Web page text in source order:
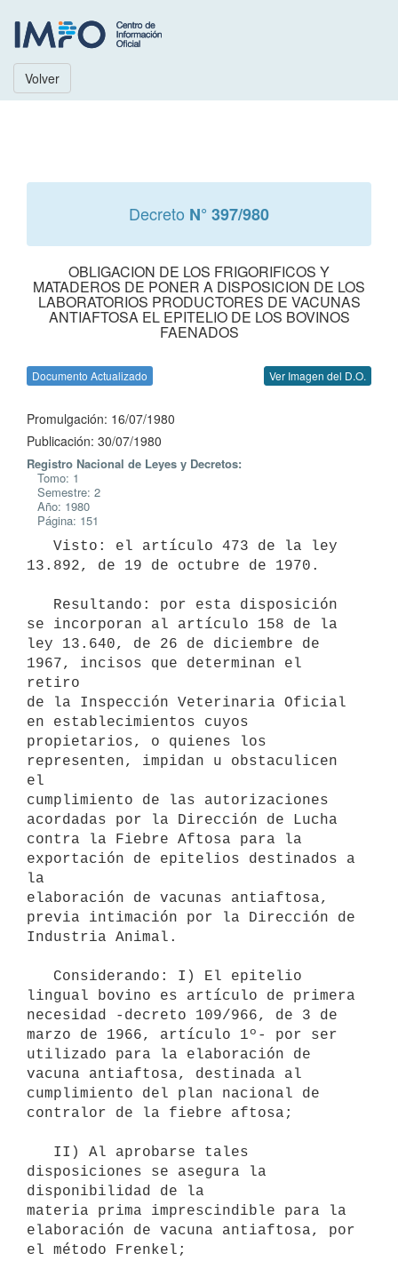
Volver
Decreto N° 397/980
OBLIGACION DE LOS FRIGORIFICOS Y
MATADEROS DE PONER A DISPOSICION DE LOS
LABORATORIOS PRODUCTORES DE VACUNAS
ANTIAFTOSA EL EPITELIO DE LOS BOVINOS
FAENADOS
Documento Actualizado Ver Imagen del D.O.
Promulgación: 16/07/1980
Publicación: 30/07/1980
Registro Nacional de Leyes y Decretos:
Tomo: 1
Semestre: 2
Año: 1980
Página: 151
13.892, de 19 de octubre de 1970.
se incorporan al artículo 158 de la
ley 13.640, de 26 de diciembre de
1967, incisos que determinan el
retiro
de la Inspección Veterinaria Oficial
en establecimientos cuyos
propietarios, o quienes los
representen, impidan u obstaculicen
el
cumplimiento de las autorizaciones
acordadas por la Dirección de Lucha
contra la Fiebre Aftosa para la
exportación de epitelios destinados a
la
elaboración de vacunas antiaftosa,
previa intimación por la Dirección de
Industria Animal.
lingual bovino es artículo de primera
necesidad -decreto 109/966, de 3 de
marzo de 1966, artículo 1º- por ser
utilizado para la elaboración de
vacuna antiaftosa, destinada al
cumplimiento del plan nacional de
contralor de la fiebre aftosa;
disposiciones se asegura la
disponibilidad de la
materia prima imprescindible para la
elaboración de vacuna antiaftosa, por
el método Frenkel;